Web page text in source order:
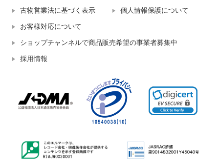
古物営業法に基づく表示 個人情報保護について
お客様対応について
ショップチャンネルで商品販売希望の事業者募集中
採用情報